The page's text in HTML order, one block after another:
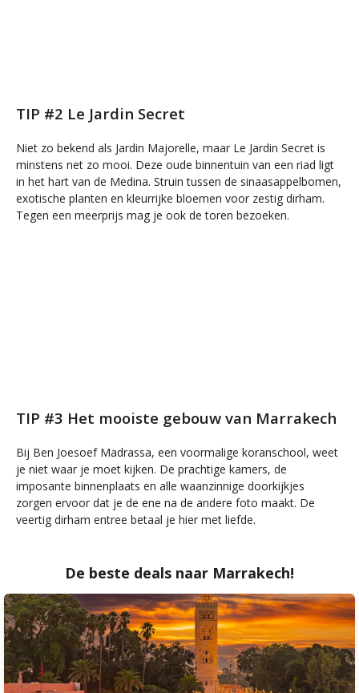
TIP #2 Le Jardin Secret
Niet zo bekend als Jardin Majorelle, maar Le Jardin Secret is
minstens net zo mooi. Deze oude binnentuin van een riad ligt
in het hart van de Medina. Struin tussen de sinaasappelbomen,
exotische planten en kleurrijke bloemen voor zestig dirham.
Tegen een meerprijs mag je ook de toren bezoeken.
TIP #3 Het mooiste gebouw van Marrakech
Bij Ben Joesoef Madrassa, een voormalige koranschool, weet
je niet waar je moet kijken. De prachtige kamers, de
imposante binnenplaats en alle waanzinnige doorkijkjes
zorgen ervoor dat je de ene na de andere foto maakt. De
veertig dirham entree betaal je hier met liefde.
De beste deals naar Marrakech!